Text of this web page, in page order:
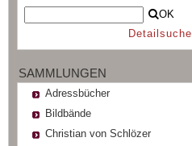
OK
Detailsuche
SAMMLUNGEN
Adressbücher
Bildbände
Christian von Schlözer